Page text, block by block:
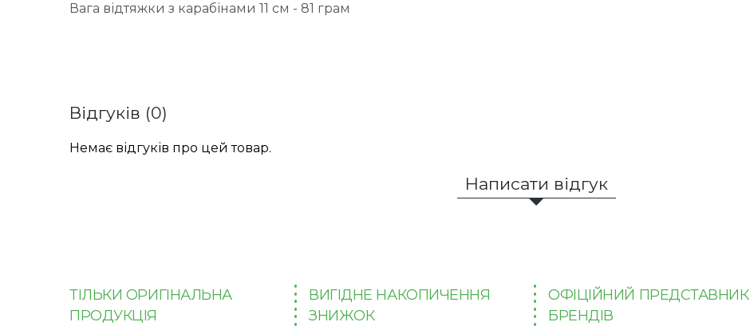
Вага відтяжки з карабінами 11 см - 81 грам
Відгуків (0)
Немає відгуків про цей товар.
Написати відгук
ТІЛЬКИ ОРИГІНАЛЬНА
ПРОДУКЦІЯ
ВИГІДНЕ НАКОПИЧЕННЯ
ЗНИЖОК
ОФІЦІЙНИЙ ПРЕДСТАВНИК
БРЕНДІВ